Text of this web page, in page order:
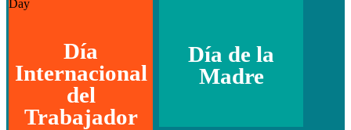
Día
Internacional
del
Trabajador
Día de la
Madre